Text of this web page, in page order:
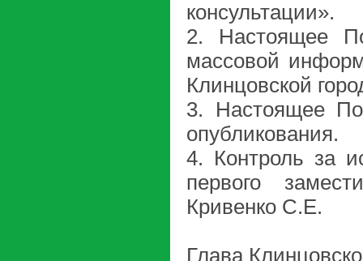
консультации».
2. Настоящее
массовой
Клинцовской
3. Настоящее
опубликования.
4. Контроль за
первого
Кривенко С.Е.
Глава